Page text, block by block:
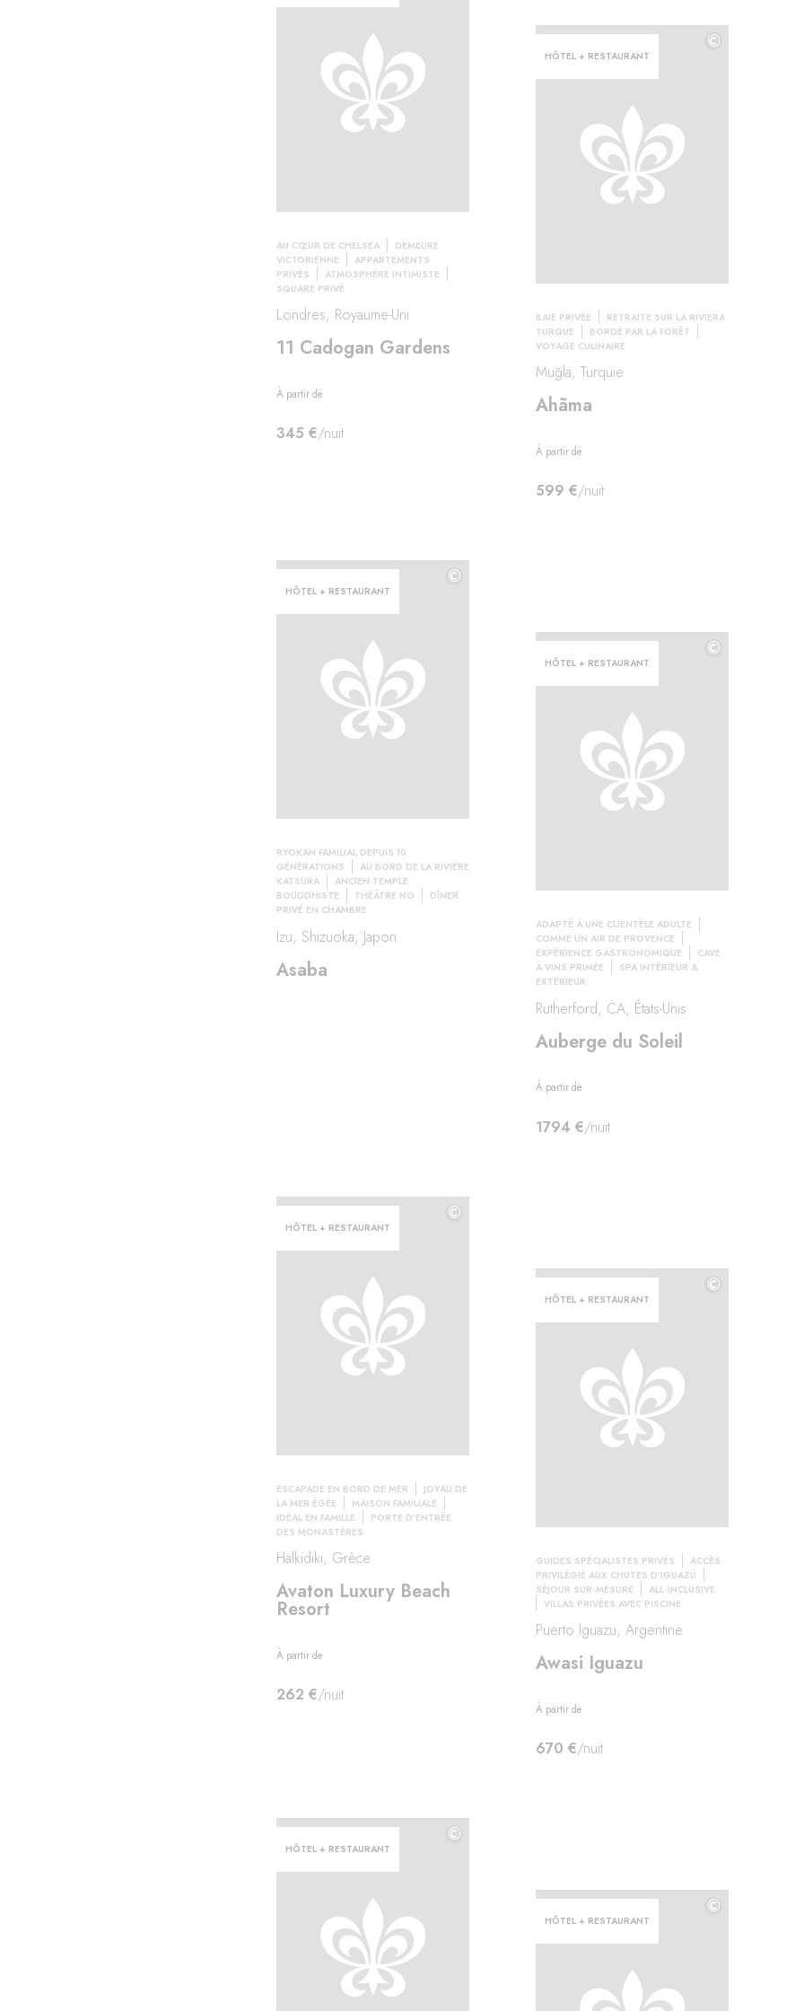
AU CŒUR DE CHELSEA
DEMEURE
VICTORIENNE
APPARTEMENTS
PRIVÉS
ATMOSPHÈRE INTIMISTE
SQUARE PRIVÉ
Londres, Royaume-Uni
11 Cadogan Gardens
À partir de
345 €/nuit
HÔTEL + RESTAURANT
©
BAIE PRIVÉE
RETRAITE SUR LA RIVIERA
TURQUE
BORDÉ PAR LA FORÊT
VOYAGE CULINAIRE
Muğla, Turquie
Ahãma
À partir de
599 €/nuit
HÔTEL + RESTAURANT
©
RYOKAN FAMILIAL DEPUIS 10
GÉNÉRATIONS
AU BORD DE LA RIVIÈRE
KATSURA
ANCIEN TEMPLE
BOUDDHISTE
THÉÂTRE NO
DÎNER
PRIVÉ EN CHAMBRE
Izu, Shizuoka, Japon
Asaba
HÔTEL + RESTAURANT
©
ADAPTÉ À UNE CLIENTÈLE ADULTE
COMME UN AIR DE PROVENCE
EXPÉRIENCE GASTRONOMIQUE
CAVE
À VINS PRIMÉE
SPA INTÉRIEUR &
EXTÉRIEUR
Rutherford, CA, États-Unis
Auberge du Soleil
À partir de
1794 €/nuit
HÔTEL + RESTAURANT
©
ESCAPADE EN BORD DE MER
JOYAU DE
LA MER ÉGÉE
MAISON FAMILIALE
IDÉAL EN FAMILLE
PORTE D'ENTRÉE
DES MONASTÈRES
Halkidiki, Grèce
Avaton Luxury Beach
Resort
À partir de
262 €/nuit
HÔTEL + RESTAURANT
©
GUIDES SPÉCIALISTES PRIVÉS
ACCÈS
PRIVILÉGIÉ AUX CHUTES D'IGUAZÚ
SÉJOUR SUR-MESURE
ALL-INCLUSIVE
VILLAS PRIVÉES AVEC PISCINE
Puerto Iguazu, Argentine
Awasi Iguazu
À partir de
670 €/nuit
HÔTEL + RESTAURANT
©
HÔTEL + RESTAURANT
©